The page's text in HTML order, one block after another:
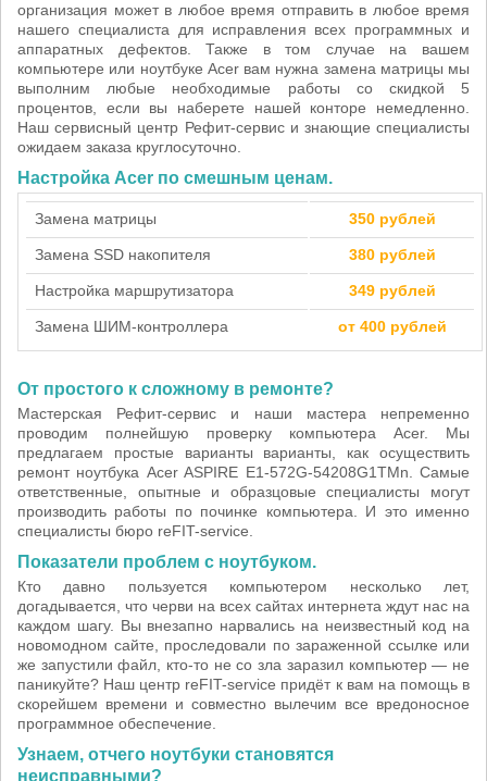
организация может в любое время отправить в любое время
нашего специалиста для исправления всех программных и
аппаратных дефектов. Также в том случае на вашем
компьютере или ноутбуке Acer вам нужна замена матрицы мы
выполним любые необходимые работы со скидкой 5
процентов, если вы наберете нашей конторе немедленно.
Наш сервисный центр Рефит-сервис и знающие специалисты
ожидаем заказа круглосуточно.
Настройка Acer по смешным ценам.
Замена матрицы 350 рублей
Замена SSD накопителя 380 рублей
Настройка маршрутизатора 349 рублей
Замена ШИМ-контроллера от 400 рублей
От простого к сложному в ремонте?
Мастерская Рефит-сервис и наши мастера непременно
проводим полнейшую проверку компьютера Acer. Мы
предлагаем простые варианты варианты, как осуществить
ремонт ноутбука Acer ASPIRE E1-572G-54208G1TMn. Самые
ответственные, опытные и образцовые специалисты могут
производить работы по починке компьютера. И это именно
специалисты бюро reFIT-service.
Показатели проблем с ноутбуком.
Кто давно пользуется компьютером несколько лет,
догадывается, что черви на всех сайтах интернета ждут нас на
каждом шагу. Вы внезапно нарвались на неизвестный код на
новомодном сайте, проследовали по зараженной ссылке или
же запустили файл, кто-то не со зла заразил компьютер — не
паникуйте? Наш центр reFIT-service придёт к вам на помощь в
скорейшем времени и совместно вылечим все вредоносное
программное обеспечение.
Узнаем, отчего ноутбуки становятся
неисправными?